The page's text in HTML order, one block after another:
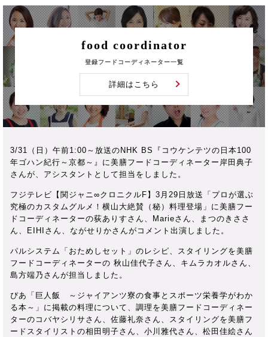
food coordinator
登録フードコーディネーター一覧
詳細はこちら
3/31（日）午前1:00～放送のNHK BS『コウケンテツの日本100
年ゴハン紀行～京都～』に美膳フードコーディネーター岸田典子
さんが、アシスタントとして担当をしました。
フジテレビ【関ジャニ∞クロニクルF】3月29日放送「プロが選ぶ
究極のカスタムグルメ！横山大絶賛（秘）料理登場」に美膳フー
ドコーディネーターの荻ありすさん、Marieさん、まつのきささ
ん、EIHIさん、ながせりかさんがコメント出演しました。
パルシステム「おためしセット」のレシピ、スタイリングを美膳
フードコーディネーターの 秋山佳代子さん、キムラカオルさん、
島方端乃さんが担当しました。
ぴあ「巨人飯 ～ジャイアンツ寮の食事とスポーツ栄養学がわか
る本～」に掲載の料理について、調理を美膳フードコーディネー
ターのコバヤシリサさん、佐藤礼奈さん、スタイリングを美膳フ
ードスタイリストの相田明子さん、小川雅代さん、松田佳絵さん